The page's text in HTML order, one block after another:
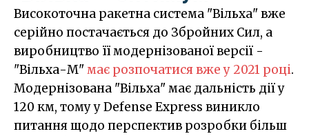
Високоточна ракетна система "Вільха" вже
серійно постачається до Збройних Сил, а
виробництво її модернізованої версії -
"Вільха-М"має розпочатися вже у 2021 році.
Модернізована "Вільха" має дальність дії у
120 км, тому у Defense Express виникло
питання щодо перспектив розробки більш